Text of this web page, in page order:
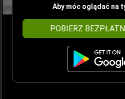
Aby móc oglądać na
POBIERZ